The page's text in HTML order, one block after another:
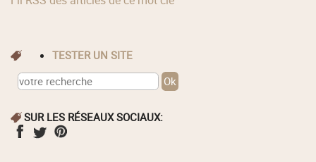
TESTER UN SITE
SUR LES RÉSEAUX SOCIAUX: